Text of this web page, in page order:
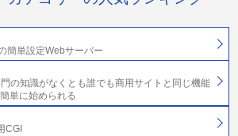
簡単設定Webサーバー
の知識がなくとも誰でも商用サイトと同じ機能
単に始められる
CGI